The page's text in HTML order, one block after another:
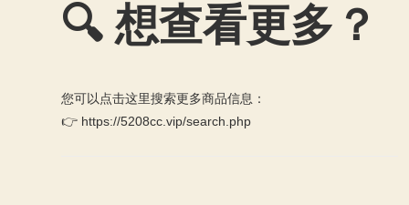
🔍 想查看更多？
您可以点击这里搜索更多商品信息：
👉 https://5208cc.vip/search.php